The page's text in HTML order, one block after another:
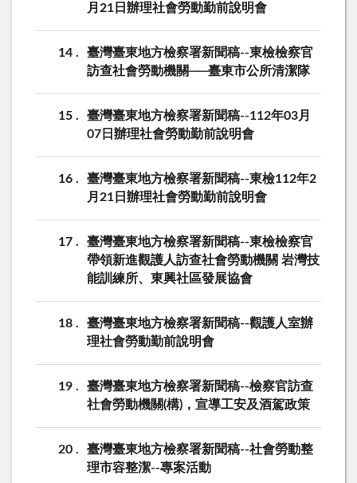
月21日辦理社會勞動勤前說明會
14
臺灣臺東地方檢察署新聞稿--東檢檢察官
訪查社會勞動機關──臺東市公所清潔隊
15
臺灣臺東地方檢察署新聞稿--112年03月
07日辦理社會勞動勤前說明會
16
臺灣臺東地方檢察署新聞稿--東檢112年2
月21日辦理社會勞動勤前說明會
17
臺灣臺東地方檢察署新聞稿--東檢檢察官
帶領新進觀護人訪查社會勞動機關 岩灣技
能訓練所、東興社區發展協會
18
臺灣臺東地方檢察署新聞稿--觀護人室辦
理社會勞動勤前說明會
19
臺灣臺東地方檢察署新聞稿--檢察官訪查
社會勞動機關(構)，宣導工安及酒駕政策
20
臺灣臺東地方檢察署新聞稿--社會勞動整
理市容整潔--專案活動